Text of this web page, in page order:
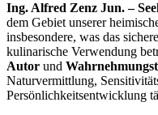
Ing. Alfred Zenz Jun. –
dem Gebiet unserer
insbesondere, was das
kulinarische Verwendung
Autor und
Naturvermittlung,
Persönlichkeitsentwicklung